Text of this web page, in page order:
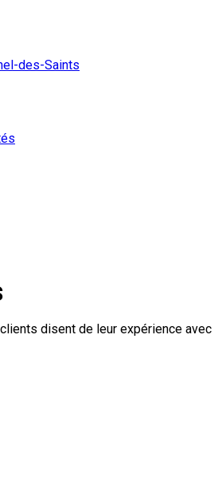
des-Saints
disent de leur expérience avec